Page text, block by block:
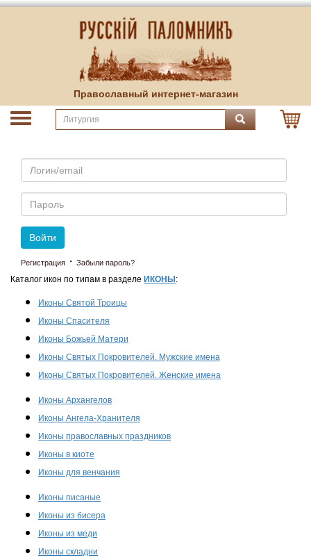
Православный интернет-магазин
Email
Пароль
Войти
Регистрация · Забыли пароль?
Каталог икон по типам в разделе ИКОНЫ :
Иконы Святой Троицы
Иконы Спасителя
Иконы Божьей Матери
Иконы Святых Покровителей. Мужские имена
Иконы Святых Покровителей. Женские имена
Иконы Архангелов
Иконы Ангела-Хранителя
Иконы православных праздников
Иконы в киоте
Иконы для венчания
Иконы писаные
Иконы из бисера
Иконы из меди
Иконы складни